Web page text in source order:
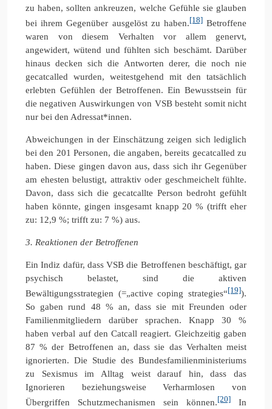
zu haben, sollten ankreuzen, welche Gefühle sie glauben
bei ihrem Gegenüber ausgelöst zu haben.[18]Betroffene
waren von diesem Verhalten vor allem genervt,
angewidert, wütend und fühlten sich beschämt. Darüber
hinaus decken sich die Antworten derer, die noch nie
gecatcalled wurden, weitestgehend mit den tatsächlich
erlebten Gefühlen der Betroffenen. Ein Bewusstsein für
die negativen Auswirkungen von VSB besteht somit nicht
nur bei den Adressat*innen.
Abweichungen in der Einschätzung zeigen sich lediglich
bei den 201 Personen, die angaben, bereits gecatcalled zu
haben. Diese gingen davon aus, dass sich ihr Gegenüber
am ehesten belustigt, attraktiv oder geschmeichelt fühlte.
Davon, dass sich die gecatcallte Person bedroht gefühlt
haben könnte, gingen insgesamt knapp 20 % (trifft eher
zu: 12,9 %; trifft zu: 7 %) aus.
3. Reaktionen der Betroffenen
Ein Indiz dafür, dass VSB die Betroffenen beschäftigt, gar
psychisch belastet, sind die aktiven
Bewältigungsstrategien (=„active coping strategies“[19]).
So gaben rund 48 % an, dass sie mit Freunden oder
Familienmitgliedern darüber sprachen. Knapp 30 %
haben verbal auf den Catcall reagiert. Gleichzeitig gaben
87 % der Betroffenen an, dass sie das Verhalten meist
ignorierten. Die Studie des Bundesfamilienministeriums
zu Sexismus im Alltag weist darauf hin, dass das
Ignorieren beziehungsweise Verharmlosen von
Übergriffen Schutzmechanismen sein können.[20] In